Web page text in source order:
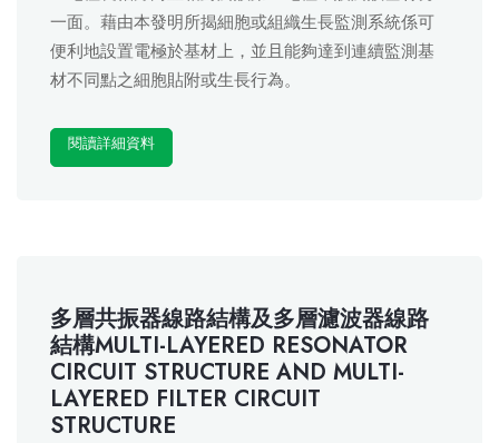
一面。藉由本發明所揭細胞或組織生長監測系統係可
便利地設置電極於基材上，並且能夠達到連續監測基
材不同點之細胞貼附或生長行為。
閱讀詳細資料
多層共振器線路結構及多層濾波器線路
結構MULTI-LAYERED RESONATOR
CIRCUIT STRUCTURE AND MULTI-
LAYERED FILTER CIRCUIT
STRUCTURE